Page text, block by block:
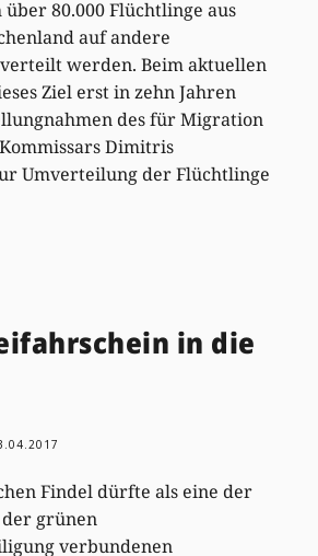
80.000 Flüchtlinge aus
auf andere
werden. Beim aktuellen
Ziel erst in zehn Jahren
des für Migration
Dimitris
Umverteilung der Flüchtlinge
in die
Findel dürfte als eine der
grünen
verbundenen